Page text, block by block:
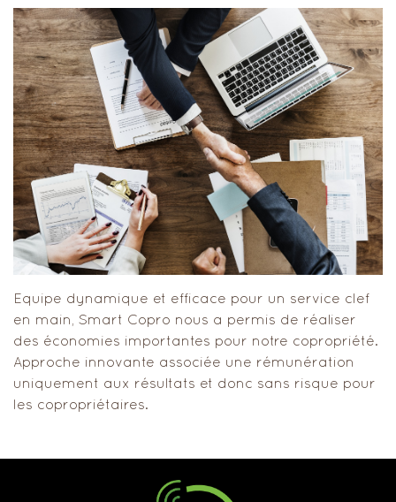
Equipe dynamique et efficace pour un service clef
en main, Smart Copro nous a permis de réaliser
des économies importantes pour notre copropriété.
Approche innovante associée une rémunération
uniquement aux résultats et donc sans risque pour
les copropriétaires.